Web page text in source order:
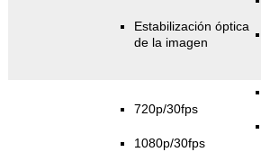
Estabilización óptica
de la imagen
720p/30fps
1080p/30fps